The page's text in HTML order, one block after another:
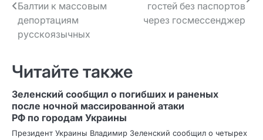
Балтии к массовым
депортациям
русскоязычных
гостей без паспортов
через госмессенджер
Читайте также
Зеленский сообщил о погибших и раненых
после ночной массированной атаки
РФ по городам Украины
Президент Украины Владимир Зеленский сообщил о четырех